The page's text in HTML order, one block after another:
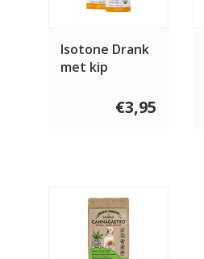
Isotone Drank
met kip
€3,95